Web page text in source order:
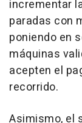
incrementar
paradas con
poniendo en
máquinas
acepten el
recorrido.
Asimismo, el